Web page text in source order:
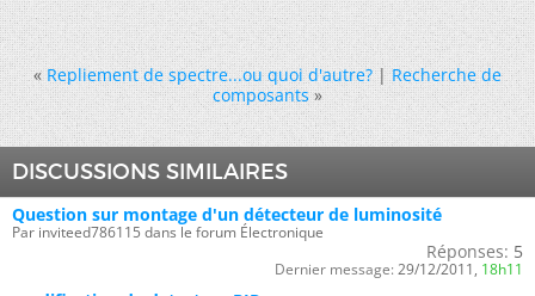
« Repliement de spectre...ou quoi d'autre?|Recherche de
composants »
DISCUSSIONS SIMILAIRES
Question sur montage d'un détecteur de luminosité
Par inviteed786115 dans le forum Électronique
Réponses: 5
Dernier message: 29/12/2011, 18h11